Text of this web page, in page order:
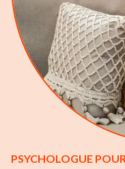
PSYCHOLOGUE